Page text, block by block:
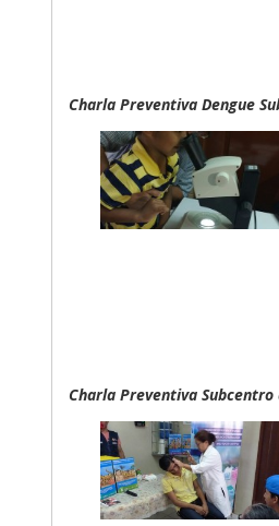
Charla Preventiva Dengue
Charla Preventiva